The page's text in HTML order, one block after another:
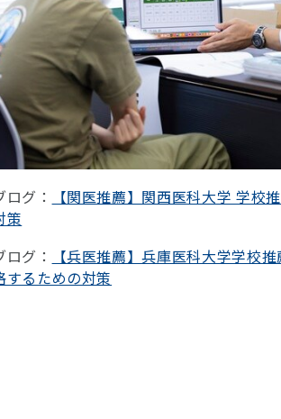
ログ：
【関医推薦】関西医科大学 学校
策
ログ：
【兵医推薦】兵庫医科大学学校
するための対策